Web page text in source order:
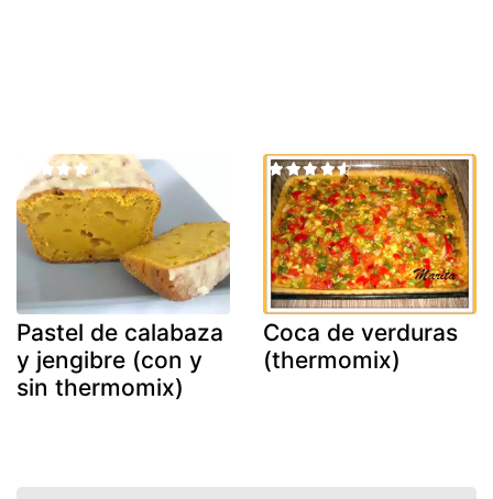
Pastel de calabaza
y jengibre (con y
sin thermomix)
Coca de verduras
(thermomix)